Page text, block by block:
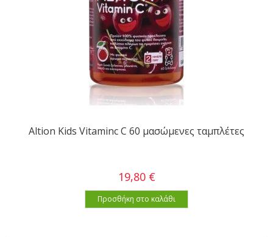
Altion Kids Vitaminc C 60 μασώμενες ταμπλέτες
19,80 €
Προσθήκη στο καλάθι